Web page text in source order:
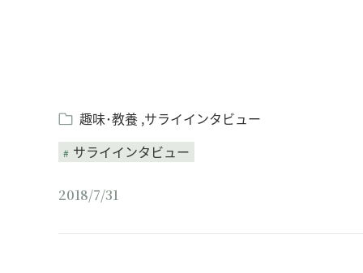
趣味･教養 サライインタビュー
サライインタビュー
2018/7/31